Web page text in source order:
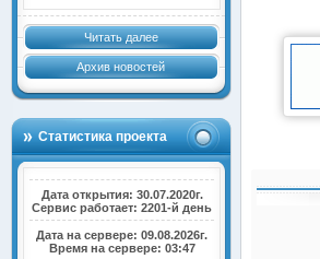
Читать далее
Архив новостей
Статистика проекта
Дата открытия: 30.07.2020г.
Сервис работает: 2201-й день
Дата на сервере: 09.08.2026г.
Время на сервере: 03:47